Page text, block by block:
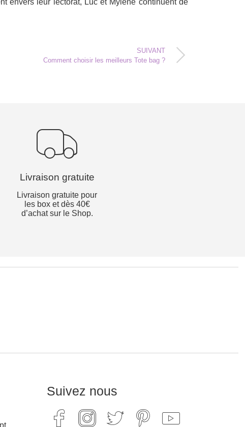
envers leur lectorat, Luc et Mylène continuent de
SUIVANT
Comment choisir les meilleurs Tote bag ?
Livraison gratuite
Livraison gratuite pour
les box et dès 40€
d’achat sur le Shop.
Suivez nous